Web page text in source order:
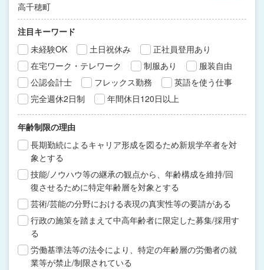
高千穂町
注目キーワード
未経験OK
土日祝休み
正社員登用あり
在宅ワーク・テレワーク
制服あり
服装自由
公認会計士
フレックス勤務
英語を使う仕事
完全週休2日制
年間休日120日以上
年齢制限の理由
長期勤続によるキャリア形成を図るため新規学卒者を対
象とする
技能/ノウハウ等の継承の観点から、年齢構成を維持/回
復させるために特定年齢層を対象とする
芸術/芸能の分野における表現の真実性等の要請がある
行政の施策を踏まえて中高年齢者に限定した募集/採用す
る
労働基準法等の法令により、特定の年齢層の労働者の就
業等が禁止/制限されている